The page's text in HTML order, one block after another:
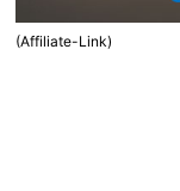
(Affiliate-Link)